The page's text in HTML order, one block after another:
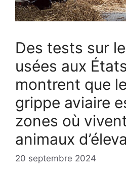
Des tests sur
usées aux
montrent que
grippe aviaire
zones où
animaux
20 septembre 2024